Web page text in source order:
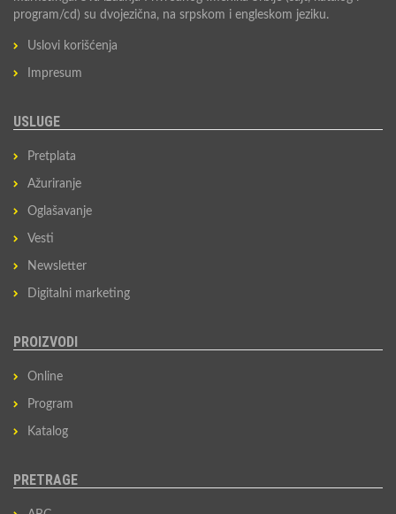
program/cd) su dvojezična, na srpskom i engleskom jeziku.
Uslovi korišćenja
Impresum
USLUGE
Pretplata
Ažuriranje
Oglašavanje
Vesti
Newsletter
Digitalni marketing
PROIZVODI
Online
Program
Katalog
PRETRAGE